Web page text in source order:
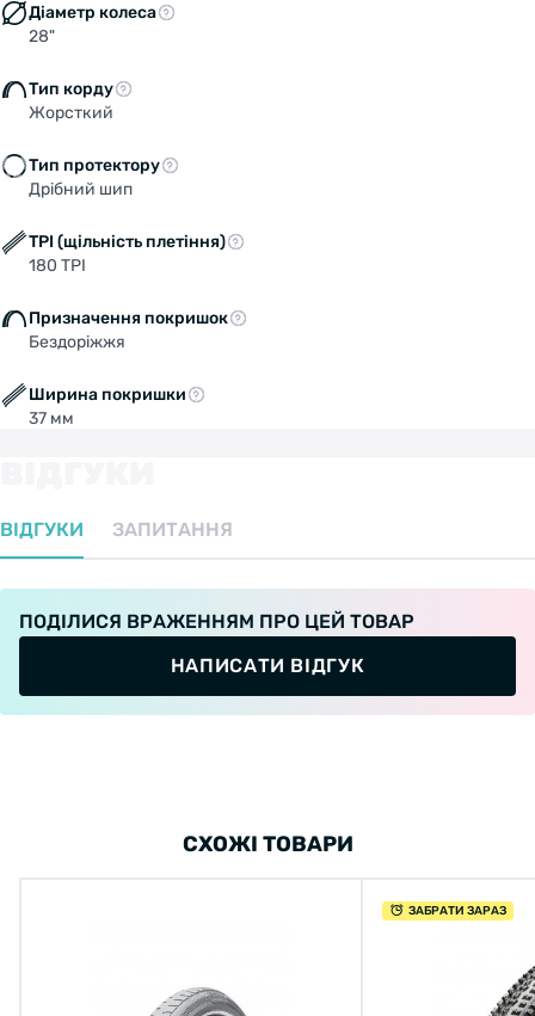
• Особенности: 3 слоя / 180 tpi / Sport
• Размер: 28"x1 3/8x1 5/8
• Вес: 640гр.
Діаметр колеса
28"
Тип корду
Жорсткий
Тип протектору
Дрібний шип
TPI (щільність плетіння)
180 TPI
Призначення покришок
Бездоріжжя
Ширина покришки
37 мм
ВІДГУКИ ЗАПИТАННЯ
ПОДІЛИСЯ ВРАЖЕННЯМ ПРО ЦЕЙ ТОВАР
НАПИСАТИ ВІДГУК
СХОЖІ ТОВАРИ
ЗАБРАТИ ЗАРАЗ